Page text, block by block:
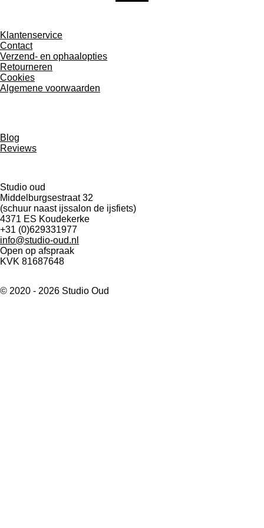
Klantenservice
Contact
Verzend- en ophaalopties
Retourneren
Cookies
Algemene voorwaarden
Blog
Reviews
Studio oud
Middelburgsestraat 32
(schuur naast ijssalon de ijsfiets)
4371 ES Koudekerke
+31 (0)629331977
info@studio-oud.nl
Open op afspraak
KVK 81687648
© 2020 - 2026 Studio Oud